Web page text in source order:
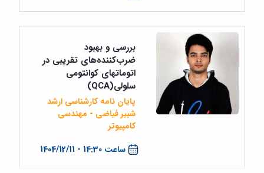
ساعت 14:30 - 1404/12/11
بررسی و بهبود
ضرب‌کننده‌های تقریبی در
اتوماتهای کوانتومی
سلولی(QCA)
پایان نامه کارشناسی ارشد
شبیر فیاضی - مهندسی
کامپیوتر